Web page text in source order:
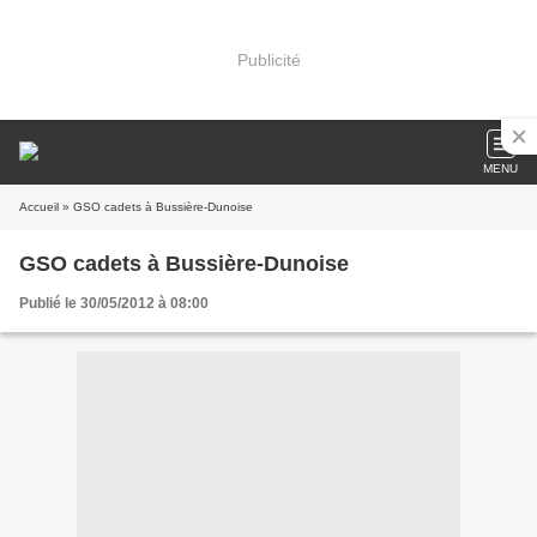
Publicité
MENU
Accueil » GSO cadets à Bussière-Dunoise
GSO cadets à Bussière-Dunoise
Publié le 30/05/2012 à 08:00